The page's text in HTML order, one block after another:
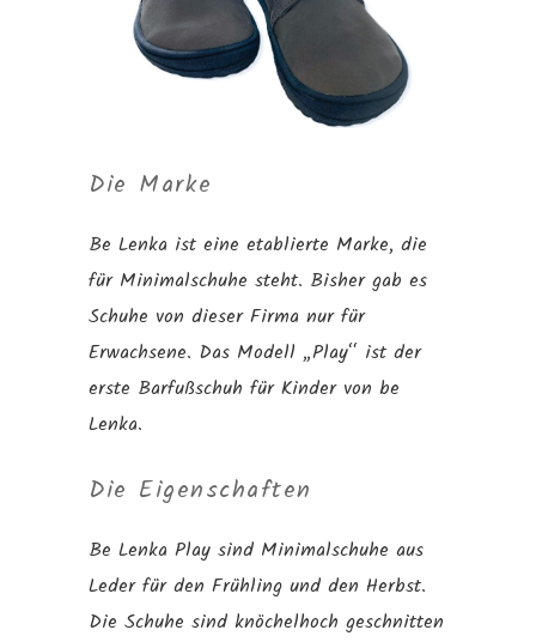
Die Marke
Be Lenka ist eine etablierte Marke, die
für Minimalschuhe steht. Bisher gab es
Schuhe von dieser Firma nur für
Erwachsene. Das Modell „Play“ ist der
erste Barfußschuh für Kinder von be
Lenka.
Die Eigenschaften
Be Lenka Play sind Minimalschuhe aus
Leder für den Frühling und den Herbst.
Die Schuhe sind knöchelhoch geschnitten